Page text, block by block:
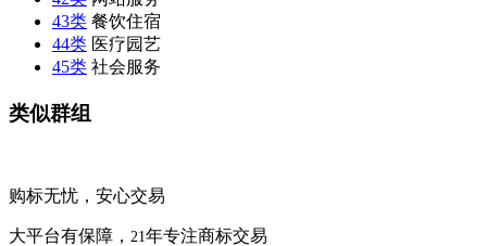
43类 餐饮住宿
44类 医疗园艺
45类 社会服务
类似群组
购标无忧，安心交易
大平台有保障， 21年专注商标交易